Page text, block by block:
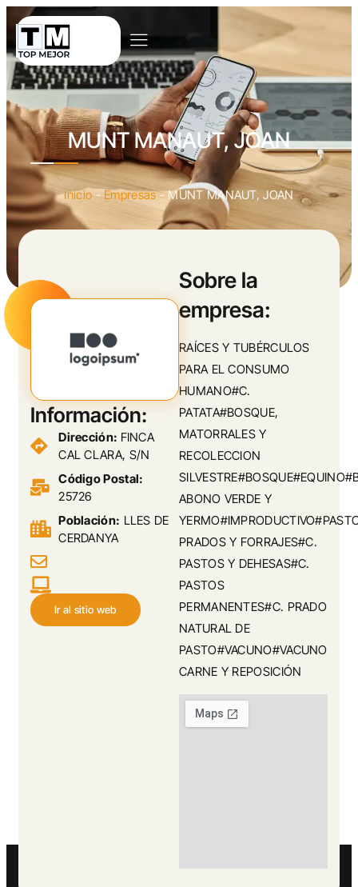
MUNT MANAUT, JOAN
Inicio -Empresas-MUNT MANAUT, JOAN
Sobre la
empresa:
RAÍCES Y TUBÉRCULOS
PARA EL CONSUMO
HUMANO#C.
PATATA#BOSQUE,
MATORRALES Y
RECOLECCION
ABONO VERDE Y
PRADOS Y FORRAJES#C.
PASTOS Y DEHESAS#C.
PASTOS
PERMANENTES#C. PRADO
NATURAL DE
PASTO#VACUNO#VACUNO
CARNE Y REPOSICIÓN
Información:
Dirección: FINCA
CAL CLARA, S/N
Código Postal:
25726
Población: LLES DE
CERDANYA
Ir al sitio web